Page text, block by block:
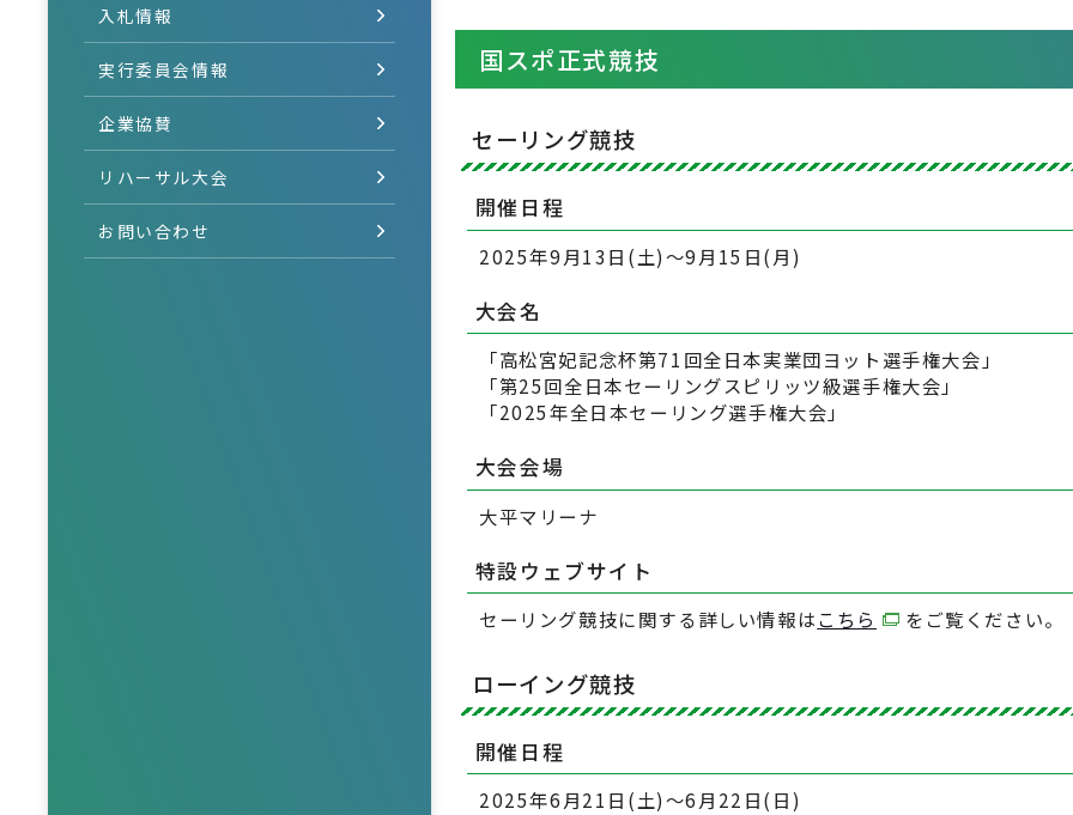
入札情報
実行委員会情報
企業協賛
リハーサル大会
お問い合わせ
国スポ正式競技
セーリング競技
開催日程
2025年9月13日(土)～9月15日(月)
大会名
「高松宮妃記念杯第71回全日本実業団ヨット選手権大会」
「第25回全日本セーリングスピリッツ級選手権大会」
「2025年全日本セーリング選手権大会」
大会会場
大平マリーナ
特設ウェブサイト
セーリング競技に関する詳しい情報はこちら をご覧ください。
ローイング競技
開催日程
2025年6月21日(土)～6月22日(日)